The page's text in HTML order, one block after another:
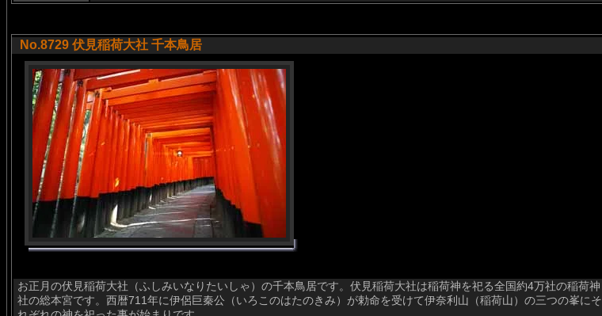
No.8729 伏見稲荷大社 千本鳥居
お正月の伏見稲荷大社（ふしみいなりたいしゃ）の千本鳥居です。伏見稲荷大社は稲荷神を祀る全国約4万社の稲荷神
社の総本宮です。西暦711年に伊侶巨秦公（いろこのはたのきみ）が勅命を受けて伊奈利山（稲荷山）の三つの峯にそ